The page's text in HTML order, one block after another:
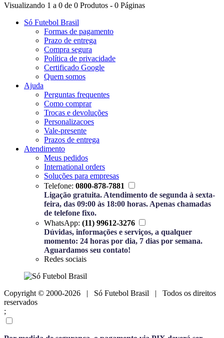
Visualizando 1 a 0 de 0 Produtos - 0 Páginas
Só Futebol Brasil
Formas de pagamento
Prazo de entrega
Compra segura
Política de privacidade
Certificado Google
Quem somos
Ajuda
Perguntas frequentes
Como comprar
Trocas e devoluções
Personalizacoes
Vale-presente
Prazos de entrega
Atendimento
Meus pedidos
International orders
Soluções para empresas
Telefone: 0800-878-7881
Ligação gratuita. Atendimento de segunda à sexta-
feira, das 09:00 às 18:00 horas. Apenas chamadas
de telefone fixo.
WhatsApp: (11) 99612-3276
Dúvidas, informações e serviços, a qualquer
momento: 24 horas por dia, 7 dias por semana.
Aguardamos seu contato!
Redes sociais
Copyright © 2000-2026 | Só Futebol Brasil | Todos os direitos
reservados
;